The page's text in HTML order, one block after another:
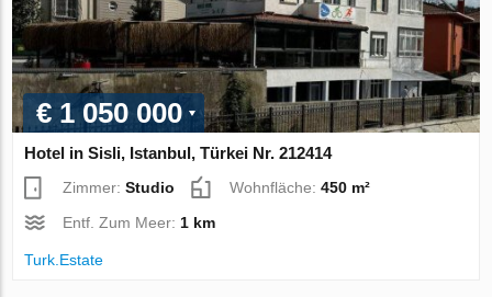
€ 1 050 000
Hotel in Sisli, Istanbul, Türkei Nr. 212414
Zimmer:Studio Wohnfläche:450 m²
Entf. Zum Meer: 1 km
Turk.Estate